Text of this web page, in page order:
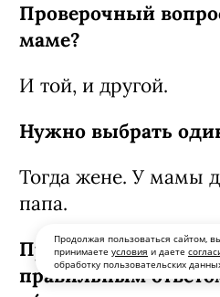
Продолжая пользоваться сайтом,
принимаете условия и даете
обработку пользовательских
Проверочный
маме?
И той, и другой.
Нужно выбрать
Тогда жене. У мамы
папа.
Признайся: ты
правильным